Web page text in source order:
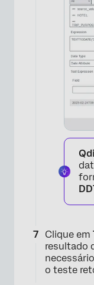
Clique em
resultado
o teste